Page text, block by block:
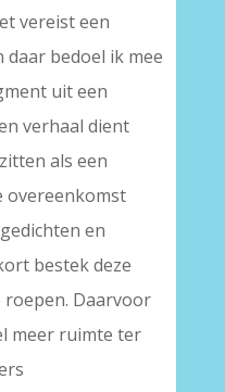
vereist een
daar bedoel ik mee
uit een
verhaal dient
als een
overeenkomst
en
bestek deze
roepen. Daarvoor
meer ruimte ter